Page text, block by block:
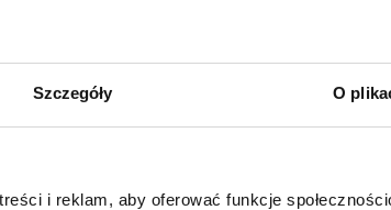
Szczegóły O
i reklam, aby oferować funkcje
Zalety